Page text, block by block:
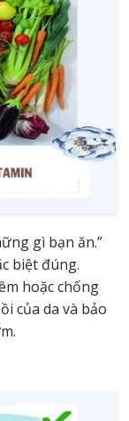
gì bạn ăn.”
biệt đúng.
hoặc chống
của da và bảo